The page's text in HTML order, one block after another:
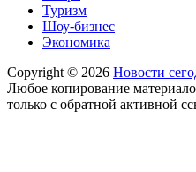
Туризм
Шоу-бизнес
Экономика
Copyright © 2026 Новости
Любое копирование
только с обратной активной